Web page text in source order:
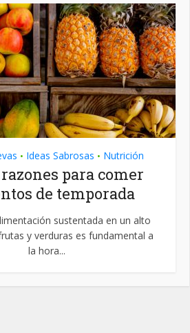
• Ideas Sabrosas • Nutrición
para comer
de temporada
sustentada en un alto
y verduras es fundamental a
la hora...